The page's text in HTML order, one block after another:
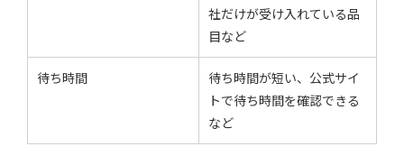
社だけが受け入れている品
目など
待ち時間
待ち時間が短い、公式サイ
トで待ち時間を確認できる
など